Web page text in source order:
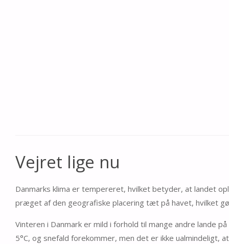
Vejret lige nu
Danmarks klima er tempereret, hvilket betyder, at landet
præget af den geografiske placering tæt på havet, hvilket
Vinteren i Danmark er mild i forhold til mange andre lande
5°C, og snefald forekommer, men det er ikke